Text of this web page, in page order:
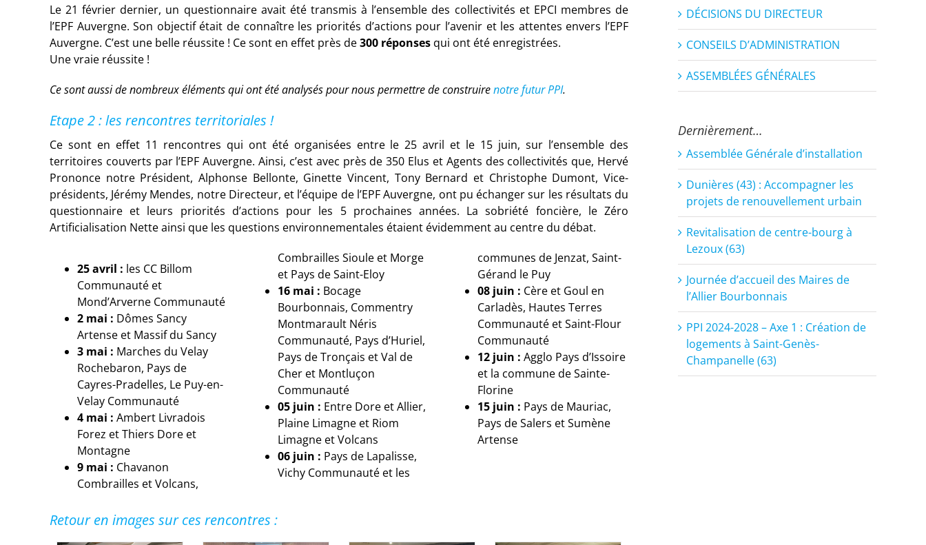
Le 21 février dernier, un questionnaire avait été transmis à l’ensemble des collectivités et EPCI membres de
l’EPF Auvergne. Son objectif était de connaître les priorités d’actions pour l’avenir et les attentes envers l’EPF
Auvergne. C’est une belle réussite ! Ce sont en effet près de300 réponses qui ont été enregistrées.
Une vraie réussite !
Ce sont aussi de nombreux éléments qui ont été analysés pour nous permettre de construirenotre futur PPI.
Etape 2 : les rencontres territoriales !
Ce sont en effet 11 rencontres qui ont été organisées entre le 25 avril et le 15 juin, sur l’ensemble des
territoires couverts par l’EPF Auvergne. Ainsi, c’est avec près de 350 Elus et Agents des collectivités que, Hervé
Prononce notre Président, Alphonse Bellonte, Ginette Vincent, Tony Bernard et Christophe Dumont, Vice-
présidents, Jérémy Mendes, notre Directeur, et l’équipe de l’EPF Auvergne, ont pu échanger sur les résultats du
questionnaire et leurs priorités d’actions pour les 5 prochaines années. La sobriété foncière, le Zéro
Artificialisation Nette ainsi que les questions environnementales étaient évidemment au centre du débat.
25 avril : les CC Billom
Communauté et
Mond’Arverne Communauté
2 mai : Dômes Sancy
Artense et Massif du Sancy
3 mai : Marches du Velay
Rochebaron, Pays de
Cayres-Pradelles, Le Puy-en-
Velay Communauté
4 mai : Ambert Livradois
Forez et Thiers Dore et
Montagne
9 mai : Chavanon
Combrailles et Volcans,
Combrailles Sioule et Morge
et Pays de Saint-Eloy
16 mai : Bocage
Bourbonnais, Commentry
Montmarault Néris
Communauté, Pays d’Huriel,
Pays de Tronçais et Val de
Cher et Montluçon
Communauté
05 juin : Entre Dore et Allier,
Plaine Limagne et Riom
Limagne et Volcans
06 juin : Pays de Lapalisse,
Vichy Communauté et les
communes de Jenzat, Saint-
Gérand le Puy
08 juin : Cère et Goul en
Carladès, Hautes Terres
Communauté et Saint-Flour
Communauté
12 juin : Agglo Pays d’Issoire
et la commune de Sainte-
Florine
15 juin : Pays de Mauriac,
Pays de Salers et Sumène
Artense
Retour en images sur ces rencontres :
DÉCISIONS DU DIRECTEUR
CONSEILS D’ADMINISTRATION
ASSEMBLÉES GÉNÉRALES
Dernièrement…
Assemblée Générale d’installation
Dunières (43) : Accompagner les
projets de renouvellement urbain
Revitalisation de centre-bourg à
Lezoux (63)
Journée d’accueil des Maires de
l’Allier Bourbonnais
PPI 2024-2028 – Axe 1 : Création de
logements à Saint-Genès-
Champanelle (63)